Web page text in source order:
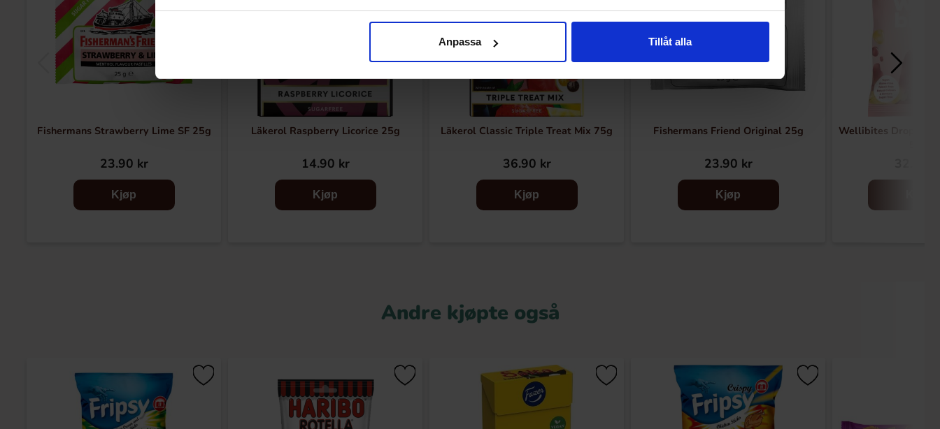
Anpassa Tillåt alla
Fishermans Strawberry Lime SF 25g
23.90 kr
Kjøp
Läkerol Raspberry Licorice 25g
14.90 kr
Kjøp
Läkerol Classic Triple Treat Mix 75g
36.90 kr
Kjøp
Fishermans Friend Original 25g
23.90 kr
Kjøp
Wellibites Drops
Andre kjøpte også